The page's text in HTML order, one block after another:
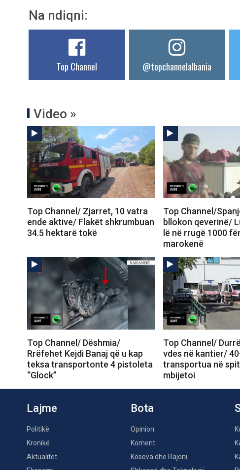
Na ndiqni:
Top Channel @topchannelalbania
Video »
Top Channel/ Zjarret, 10 vatra
ende aktive/ Flakët shkrumbuan
34.5 hektarë tokë
Top Channel/
bllokon qeverinë/
lë në rrugë 1000
marokenë
Top Channel/ Dëshmia/
Rrëfehet Kejdi Banaj që u kap
teksa transportonte 4 pistoleta
“Glock”
Top Channel/
vdes në kantier/
transportua në
mbijetoi
Lajme
Politikë
Kronikë
Aktualitet
Bota
Opinion
Koment
Kosova dhe Rajoni